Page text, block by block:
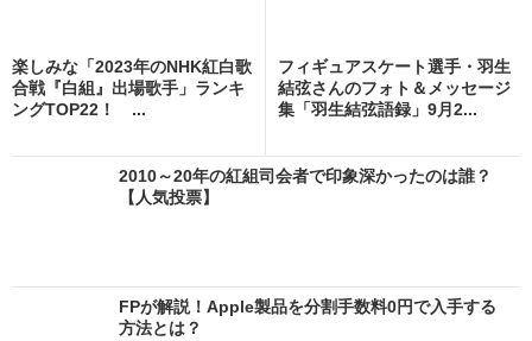
楽しみな「2023年のNHK紅白歌
合戦『白組』出場歌手」ランキ
ングTOP22！ ...
フィギュアスケート選手・羽生
結弦さんのフォト＆メッセージ
集「羽生結弦語録」9月2...
2010～20年の紅組司会者で印象深かったのは誰？
【人気投票】
FPが解説！Apple製品を分割手数料0円で入手する
方法とは？